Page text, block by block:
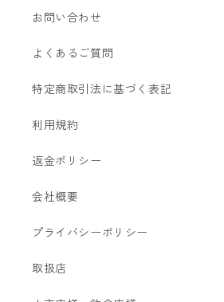
お問い合わせ
よくあるご質問
特定商取引法に基づく表記
利用規約
返金ポリシー
会社概要
プライバシーポリシー
取扱店